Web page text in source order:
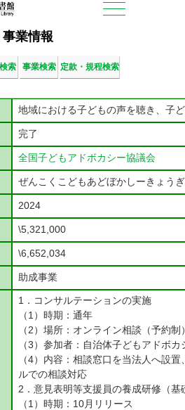
事業情報
索 事業検索 定款・規程検索
地域における子どもの声を聴き、子
完了
全国子どもアドボカシー協議会
ぜんこくこどもあどぼかしーきょう
2024
\5,321,000
\6,652,034
助成事業
1．コンサルテーションの実施
（1）時期：通年
（2）場所：オンライン相談（予約
（3）参加者：自治体子どもアドボ
（4）内容：相談窓口を当法人へ設
ルでの相談対応
2．意見表明等支援員の養成研修（基
（1）時期：10月リリース